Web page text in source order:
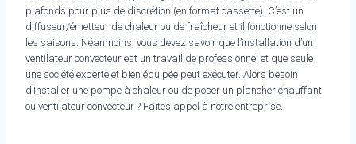
plafonds pour plus de discrétion (en format cassette). C’est un
diffuseur/émetteur de chaleur ou de fraîcheur et il fonctionne selon
les saisons. Néanmoins, vous devez savoir que l’installation d’un
ventilateur convecteur est un travail de professionnel et que seule
une société experte et bien équipée peut exécuter. Alors besoin
d’installer une pompe à chaleur ou de poser un plancher chauffant
ou ventilateur convecteur ? Faites appel à notre entreprise.